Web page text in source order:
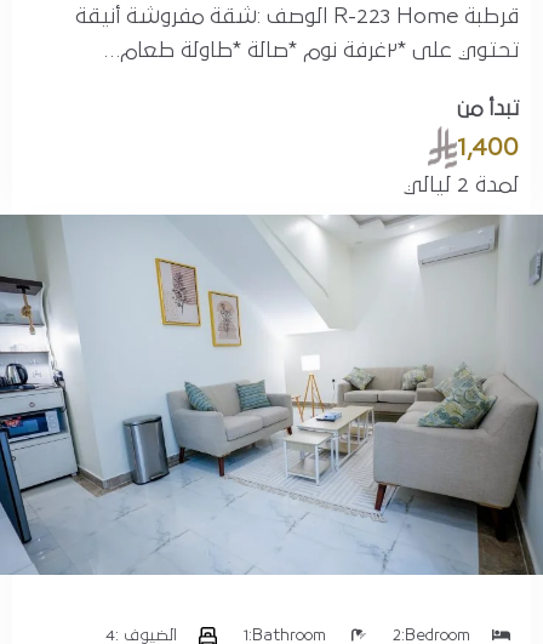
قرطبة R-223 Home الوصف :شقة مفروشة أنيقة
تحتوي على *٢غرفة نوم *صالة *طاولة طعام…
تبدأ من
1,400
لمدة 2 ليالي
Bedroom:
2
Bathroom:
1 الضيوف :4